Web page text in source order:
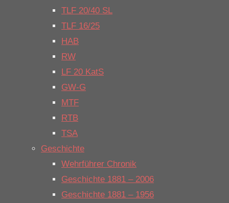
TLF 20/40 SL
TLF 16/25
HAB
RW
LF 20 KatS
GW-G
MTF
RTB
TSA
Geschichte
Wehrführer Chronik
Geschichte 1881 – 2006
Geschichte 1881 – 1956
Datum:
Mannschaftsstärke:
1
Fahrzeuge: